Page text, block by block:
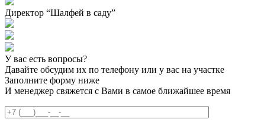
Директор “Шалфей в саду”
У вас есть вопросы?
Давайте обсудим их по телефону или у вас на участке
Заполните форму ниже
И менеджер свяжется с Вами в самое ближайшее время